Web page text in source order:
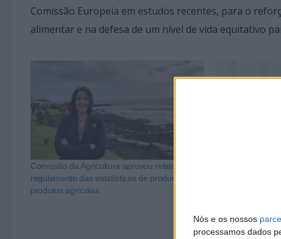
Nós e os nossos
processamos dados
Comissão Europeia em estudos recentes, para o
alimentar e na defesa de um nível de vida equitativo
Comissão da Agricultura aprovou relatório ao
regulamento das estatísticas de produção e
produtos agrícolas